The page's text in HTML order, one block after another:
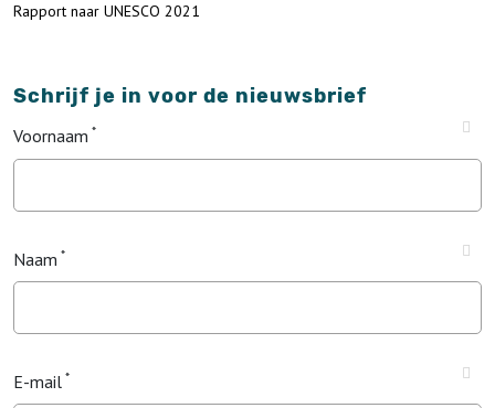
Rapport naar UNESCO 2021
Schrijf je in voor de nieuwsbrief
Voornaam
Naam
E-mail